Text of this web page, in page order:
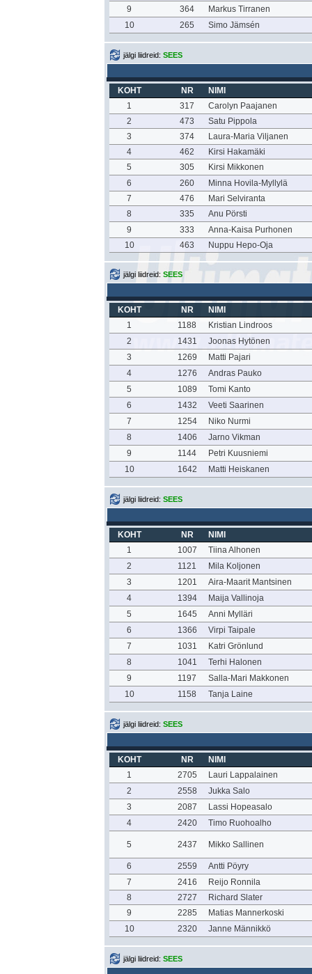
9 364
Markus Tirranen
10
265 Simo Jämsén
jälgi liidreid: SEES
KOHT NR
NIMI
1
317
Carolyn Paajanen
2
473
Satu Pippola
3
374
Laura-Maria Viljanen
4
462
Kirsi Hakamäki
5
305
Kirsi Mikkonen
6
260
Minna Hovila-Myllylä
7
476
Mari Selviranta
8
335
Anu Pörsti
9
333
Anna-Kaisa Purhonen
10
463 Nuppu Hepo-Oja
jälgi liidreid: SEES
KOHT NR
NIMI
1
1188
Kristian Lindroos
2
1431
Joonas Hytönen
3
1269
Matti Pajari
4
1276
Andras Pauko
5
1089
Tomi Kanto
6
1432
Veeti Saarinen
7
1254
Niko Nurmi
8
1406
Jarno Vikman
9
1144
Petri Kuusniemi
10
1642 Matti Heiskanen
jälgi liidreid: SEES
KOHT NR
NIMI
1
1007
Tiina Alhonen
2
1121
Mila Koljonen
3
1201
Aira-Maarit Mantsinen
4
1394
Maija Vallinoja
5
1645
Anni Mylläri
6
1366
Virpi Taipale
7
1031
Katri Grönlund
8
1041
Terhi Halonen
9
1197
Salla-Mari Makkonen
10
1158 Tanja Laine
jälgi liidreid: SEES
KOHT NR
NIMI
1
2705
Lauri Lappalainen
2
2558
Jukka Salo
3
2087
Lassi Hopeasalo
4
2420 Timo Ruohoalho
5 2437 Mikko Sallinen
6 2559
Antti Pöyry
7
2416
Reijo Ronnila
8
2727
Richard Slater
9
2285
Matias Mannerkoski
10
2320 Janne Männikkö
jälgi liidreid: SEES